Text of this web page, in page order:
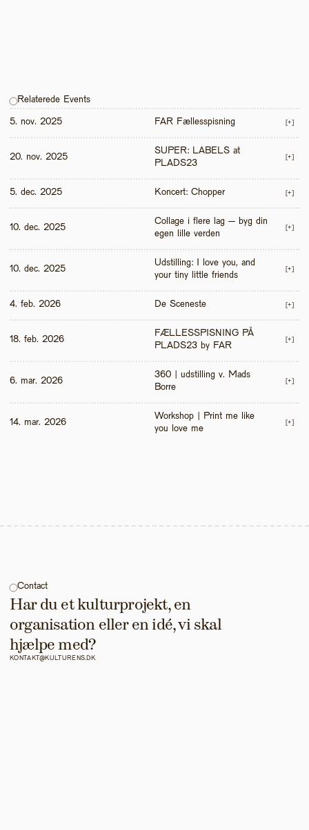
Relaterede Events
5. nov. 2025 FAR Fællesspisning [+]
20. nov. 2025
SUPER: LABELS at
PLADS23
[+]
5. dec. 2025 Koncert: Chopper [+]
10. dec. 2025
Collage i flere lag – byg din
egen lille verden
[+]
10. dec. 2025
Udstilling: I love you, and
your tiny little friends
[+]
4. feb. 2026 De Sceneste [+]
18. feb. 2026
FÆLLESSPISNING PÅ
PLADS23 by FAR
[+]
6. mar. 2026
360 | udstilling v. Mads
Borre
[+]
14. mar. 2026
Workshop | Print me like
you love me
[+]
Contact
Har du et kulturprojekt, en
organisation eller en idé, vi skal
hjælpe med?
KONTAKT@KULTURENS.DK